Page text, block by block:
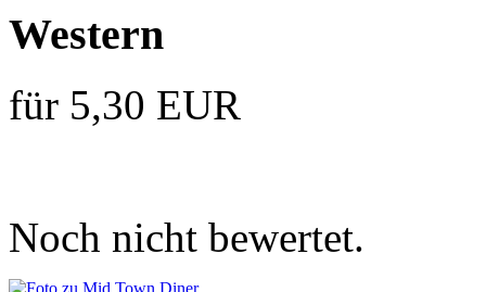
Western
für 5,30 EUR
Noch nicht bewertet.